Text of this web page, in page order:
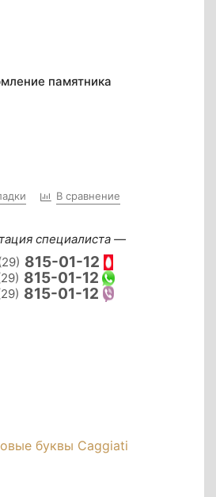
памятника
В сравнение
специалиста —
815-01-12
815-01-12
815-01-12